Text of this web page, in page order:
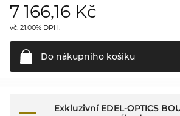
7 166,16 Kč
vč. 21.00% DPH.
Do nákupního košíku
Exkluzivní EDEL-OPTICS